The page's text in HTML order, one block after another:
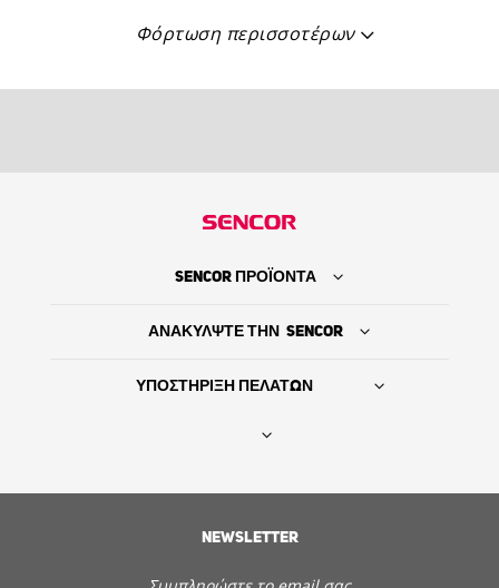
Φόρτωση περισσοτέρων
SENCOR ΠΡΟΪΟΝΤΑ
ΑΝΑΚΥΛΨΤΕ ΤΗΝ SENCOR
ΥΠΟΣΤΗΡΙΞΗ ΠΕΛΑΤΩΝ
NEWSLETTER